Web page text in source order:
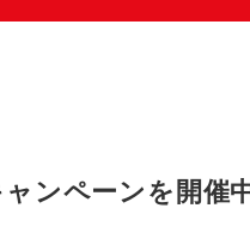
ンペーンを開催